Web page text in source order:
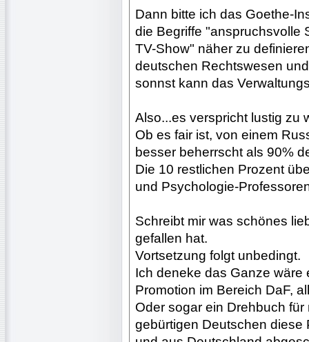
Dann bitte ich das Goethe-
die Begriffe "anspruchsvolle
TV-Show" näher zu
deutschen Rechtswesen
sonnst kann das
Also...es verspricht lustig zu
Ob es fair ist, von einem
besser beherrscht als 90%
Die 10 restlichen Prozent
und Psychologie-
Schreibt mir was schönes
gefallen hat.
Vortsetzung folgt unbedingt.
Ich deneke das Ganze wäre
Promotion im Bereich DaF,
Oder sogar ein Drehbuch
gebürtigen Deutschen diese